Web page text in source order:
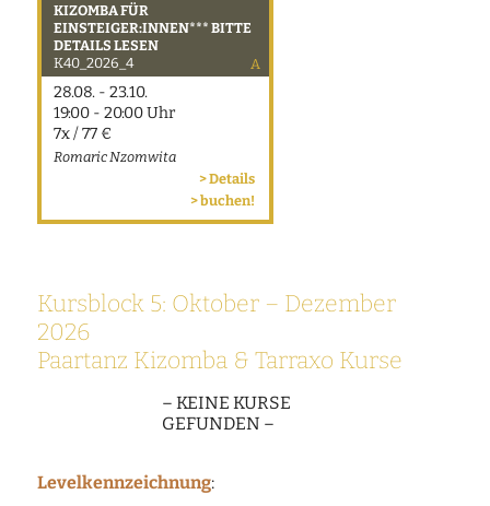
KIZOMBA FÜR
EINSTEIGER:INNEN*** BITTE
DETAILS LESEN
K40_2026_4
A
28.08. - 23.10.
19:00 - 20:00 Uhr
7x / 77 €
Romaric Nzomwita
> Details
> buchen!
Kursblock 5: Oktober – Dezember
2026
Paartanz Kizomba & Tarraxo Kurse
– KEINE KURSE
GEFUNDEN –
Levelkennzeichnung: